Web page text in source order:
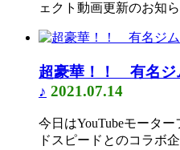
ェクト動画更新のお知
超豪華！！ 有名ジ
♪ 2021.07.14
今日はYouTubeモータ
ドスピードとのコラボ